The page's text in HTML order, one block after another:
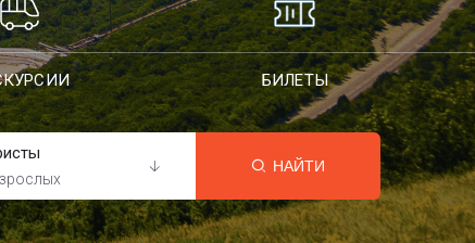
БИЛЕТЫ
НАЙТИ